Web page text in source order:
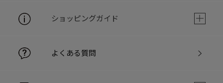
ショッピングガイド
よくある質問